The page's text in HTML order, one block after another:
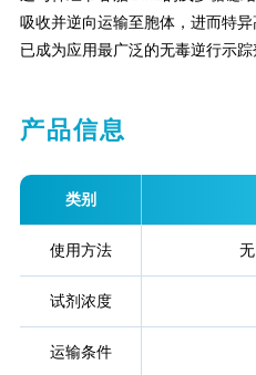
吸收并逆向运输至胞体，进而特
已成为应用最广泛的无毒逆行示踪
产品信息
类别
使用方法
试剂浓度
运输条件